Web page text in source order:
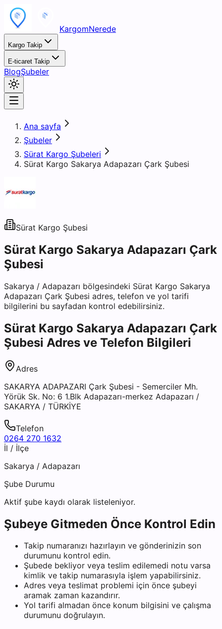
KargomNerede
Kargo Takip
E-ticaret Takip
BlogŞubeler
Ana sayfa
Şubeler
Sürat Kargo Şubeleri
Sürat Kargo Sakarya Adapazarı Çark Şubesi
Sürat Kargo Şubesi
Sürat Kargo Sakarya Adapazarı Çark
Şubesi
Sakarya / Adapazarı bölgesindeki Sürat Kargo Sakarya
Adapazarı Çark Şubesi adres, telefon ve yol tarifi
bilgilerini bu sayfadan kontrol edebilirsiniz.
Sürat Kargo Sakarya Adapazarı Çark
Şubesi Adres ve Telefon Bilgileri
Adres
SAKARYA ADAPAZARI Çark Şubesi - Semerciler Mh.
Yörük Sk. No: 6 1.Blk Adapazarı-merkez Adapazarı /
SAKARYA / TÜRKİYE
Telefon
0264 270 1632
İl / İlçe
Sakarya / Adapazarı
Şube Durumu
Aktif şube kaydı olarak listeleniyor.
Şubeye Gitmeden Önce Kontrol Edin
Takip numaranızı hazırlayın ve gönderinizin son
durumunu kontrol edin.
Şubede bekliyor veya teslim edilemedi notu varsa
kimlik ve takip numarasıyla işlem yapabilirsiniz.
Adres veya teslimat problemi için önce şubeyi
aramak zaman kazandırır.
Yol tarifi almadan önce konum bilgisini ve çalışma
durumunu doğrulayın.